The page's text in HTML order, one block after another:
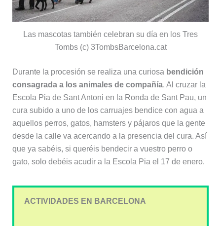
Las mascotas también celebran su día en los Tres
Tombs (c) 3TombsBarcelona.cat
Durante la procesión se realiza una curiosa bendición
consagrada a los animales de compañía. Al cruzar la
Escola Pia de Sant Antoni en la Ronda de Sant Pau, un
cura subido a uno de los carruajes bendice con agua a
aquellos perros, gatos, hamsters y pájaros que la gente
desde la calle va acercando a la presencia del cura. Así
que ya sabéis, si queréis bendecir a vuestro perro o
gato, solo debéis acudir a la Escola Pia el 17 de enero.
ACTIVIDADES EN BARCELONA